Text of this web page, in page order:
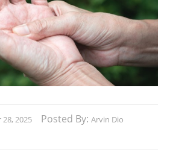
2025 Posted By: Arvin Dio